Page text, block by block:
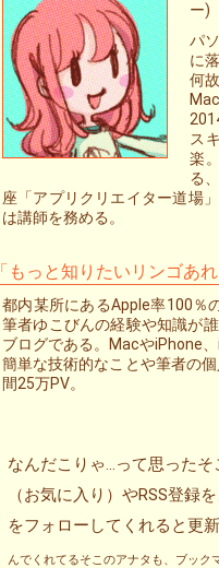
ー)
パ
に
何
ス
楽
る
座「アプリクリエイター道場
は講師を務める。
「もっと知りたいリンゴあ
都内某所にあるApple率100％
筆者ゆこびんの経験や知識が
ブログである。MacやiPhone
簡単な技術的なことや筆者の
間25万PV。
なんだこりゃ…って思った
（お気に入り）やRSS登録
んでくれてるそこのアナタも、ブッ